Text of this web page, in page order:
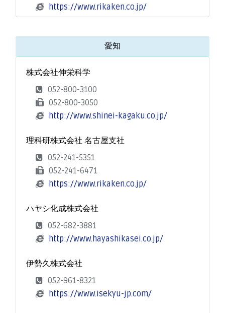
https://www.rikaken.co.jp/
愛知
株式会社伸栄科学
052-800-3100
052-800-3050
http://www.shinei-kagaku.co.jp/
理科研株式会社 名古屋支社
052-241-5351
052-241-6471
https://www.rikaken.co.jp/
ハヤシ化成株式会社
052-682-3881
http://www.hayashikasei.co.jp/
伊勢久株式会社
052-961-8321
https://www.isekyu-jp.com/